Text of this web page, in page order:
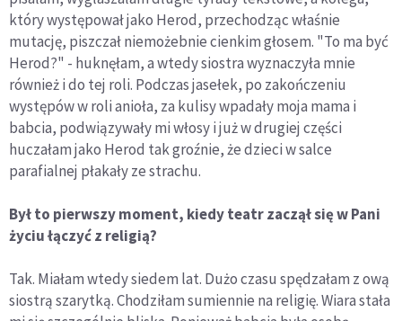
który występował jako Herod, przechodząc właśnie
mutację, piszczał niemożebnie cienkim głosem. "To ma być
Herod?" - huknęłam, a wtedy siostra wyznaczyła mnie
również i do tej roli. Podczas jasełek, po zakończeniu
występów w roli anioła, za kulisy wpadały moja mama i
babcia, podwiązywały mi włosy i już w drugiej części
huczałam jako Herod tak groźnie, że dzieci w salce
parafialnej płakały ze strachu.
Był to pierwszy moment, kiedy teatr zaczął się w Pani
życiu łączyć z religią?
Tak. Miałam wtedy siedem lat. Dużo czasu spędzałam z ową
siostrą szarytką. Chodziłam sumiennie na religię. Wiara stała